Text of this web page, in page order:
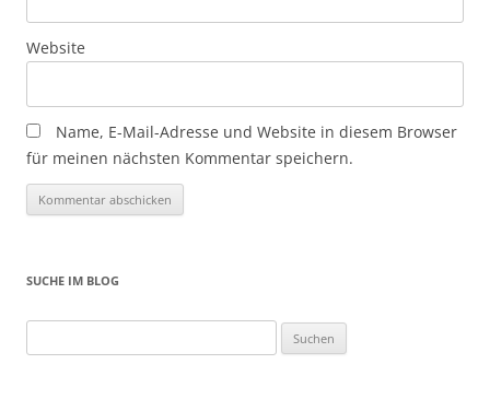
Website
Name, E-Mail-Adresse und Website in diesem Browser
für meinen nächsten Kommentar speichern.
SUCHE IM BLOG
nach: